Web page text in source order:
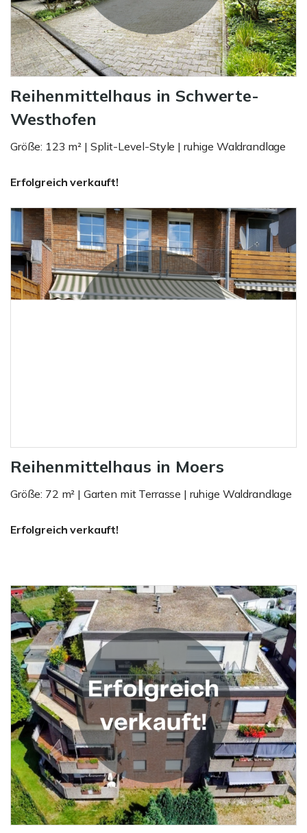
Reihenmittelhaus in Schwerte-
Westhofen
Größe: 123 m² | Split-Level-Style | ruhige Waldrandlage
Erfolgreich verkauft!
Reihenmittelhaus in Moers
Größe: 72 m² | Garten mit Terrasse | ruhige Waldrandlage
Erfolgreich verkauft!